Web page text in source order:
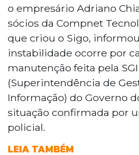
o empresário Adriano
sócios da Compnet
que criou o Sigo,
instabilidade ocorre por
manutenção feita pela SGI
(Superintendência de
Informação) do Governo
situação confirmada por
policial.
LEIA TAMBÉM